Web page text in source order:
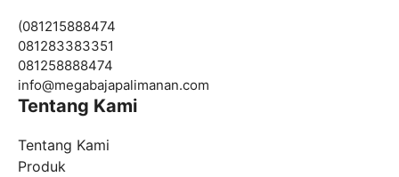
(081215888474
081283383351
081258888474
info@megabajapalimanan.com
Tentang Kami
Tentang Kami
Produk